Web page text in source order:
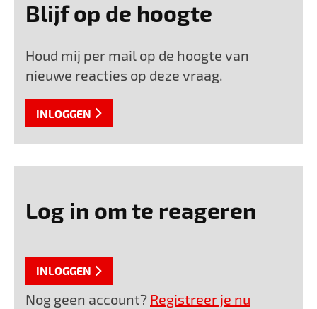
Blijf op de hoogte
Houd mij per mail op de hoogte van
nieuwe reacties op deze vraag.
INLOGGEN
Log in om te reageren
INLOGGEN
Nog geen account? Registreer je nu